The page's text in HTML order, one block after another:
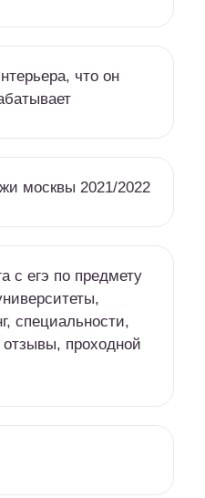
что он
москвы 2021/2022
c егэ по предмету
специальности,
проходной